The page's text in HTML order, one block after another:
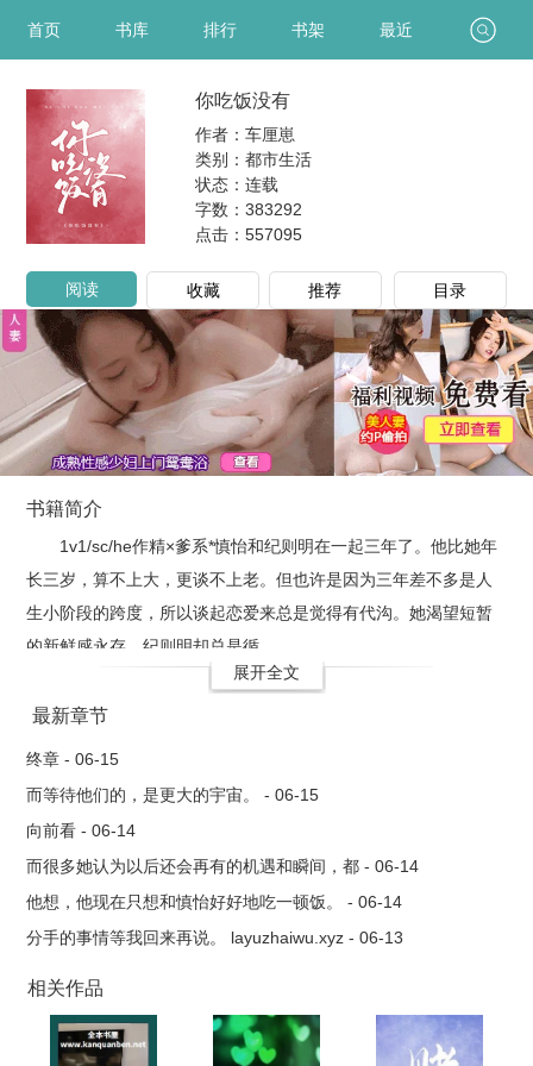
首页 书库 排行 书架 最近
你吃饭没有
作者：车厘崽
类别：都市生活
状态：连载
字数：383292
点击： 557095
阅读 收藏 推荐 目录
书籍简介
1v1/sc/he作精×爹系*慎怡和纪则明在一起三年了。他比她年
长三岁，算不上大，更谈不上老。但也许是因为三年差不多是人
生小阶段的跨度，所以谈起恋爱来总是觉得有代沟。她渴望短暂
的新鲜感永存，纪则明却总是循..
展开全文
最新章节
终章 - 06-15
而等待他们的，是更大的宇宙。 - 06-15
向前看 - 06-14
而很多她认为以后还会再有的机遇和瞬间，都 - 06-14
他想，他现在只想和慎怡好好地吃一顿饭。 - 06-14
分手的事情等我回来再说。 layuzhaiwu.xyz - 06-13
相关作品